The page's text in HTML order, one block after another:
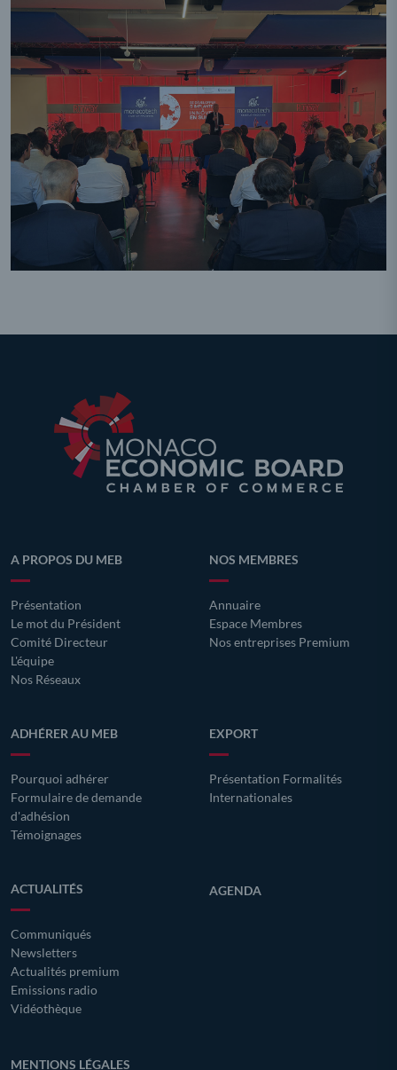
A PROPOS DU MEB
Présentation
Le mot du Président
Comité Directeur
L'équipe
Nos Réseaux
NOS MEMBRES
Annuaire
Espace Membres
Nos entreprises Premium
ADHÉRER AU MEB
Pourquoi adhérer
Formulaire de demande
d'adhésion
Témoignages
EXPORT
Présentation Formalités
Internationales
ACTUALITÉS
Communiqués
Newsletters
Actualités premium
Emissions radio
Vidéothèque
AGENDA
MENTIONS LÉGALES